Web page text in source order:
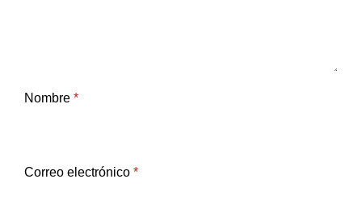
Nombre *
Correo electrónico *